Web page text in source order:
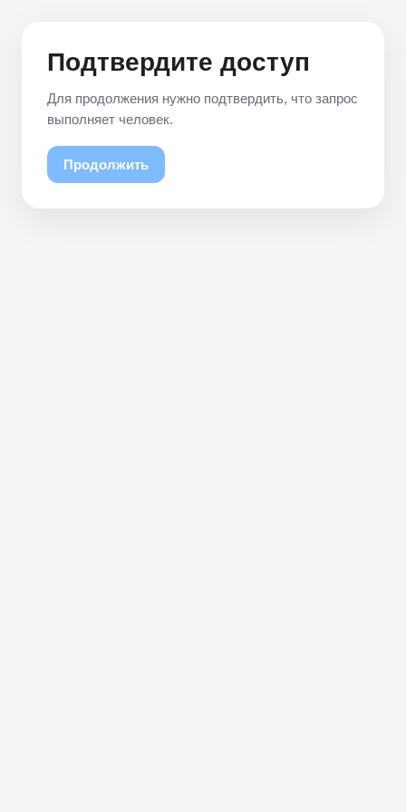
Подтвердите доступ
Для продолжения нужно подтвердить, что запрос
выполняет человек.
Продолжить